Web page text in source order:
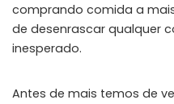
comprando comida a
de desenrascar qualquer
inesperado.
Antes de mais temos de